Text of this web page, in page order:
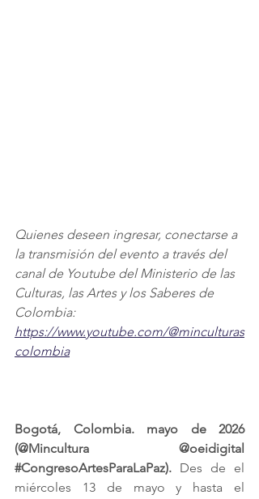
​Quienes deseen ingresar, conectarse a
la transmisión del evento a través del
canal de Youtube del Ministerio de las
Culturas, las Artes y los Saberes de
Colombia:
https://www.youtube.com/@minculturas
colombia
Bogotá, Colombia. mayo de 2026
#CongresoArtesParaLaPaz). Des de el
miércoles 13 de mayo y hasta el